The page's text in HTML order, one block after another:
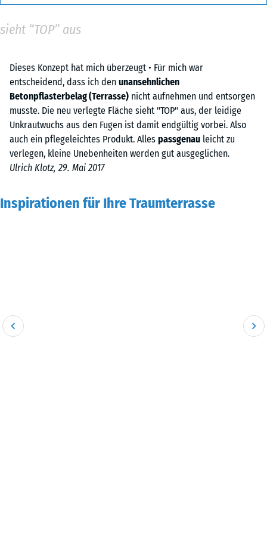
sieht “TOP” aus
Dieses Konzept hat mich überzeugt • Für mich war
entscheidend, dass ich den unansehnlichen
Betonpflasterbelag (Terrasse) nicht aufnehmen und entsorgen
musste. Die neu verlegte Fläche sieht "TOP" aus, der leidige
Unkrautwuchs aus den Fugen ist damit endgültig vorbei. Also
auch ein pflegeleichtes Produkt. Alles passgenau leicht zu
verlegen, kleine Unebenheiten werden gut ausgeglichen.
Ulrich Klotz, 29. Mai 2017
Inspirationen für Ihre Traumterrasse